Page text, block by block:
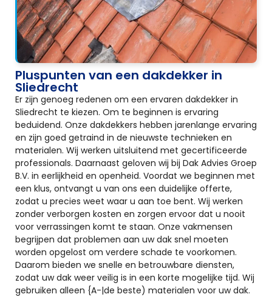
Pluspunten van een dakdekker in
Sliedrecht
Er zijn genoeg redenen om een ervaren dakdekker in
Sliedrecht te kiezen. Om te beginnen is ervaring
beduidend. Onze dakdekkers hebben jarenlange ervaring
en zijn goed getraind in de nieuwste technieken en
materialen. Wij werken uitsluitend met gecertificeerde
professionals. Daarnaast geloven wij bij Dak Advies Groep
B.V. in eerlijkheid en openheid. Voordat we beginnen met
een klus, ontvangt u van ons een duidelijke offerte,
zodat u precies weet waar u aan toe bent. Wij werken
zonder verborgen kosten en zorgen ervoor dat u nooit
voor verrassingen komt te staan. Onze vakmensen
begrijpen dat problemen aan uw dak snel moeten
worden opgelost om verdere schade te voorkomen.
Daarom bieden we snelle en betrouwbare diensten,
zodat uw dak weer veilig is in een korte mogelijke tijd. Wij
gebruiken alleen {A-|de beste) materialen voor uw dak.